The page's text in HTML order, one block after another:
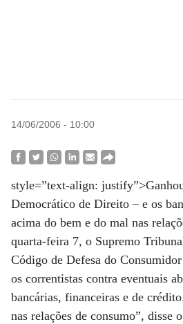
14/06/2006 - 10:00
style=”text-align:
Democrático de Direito – e os
acima do bem e do mal nas
quarta-feira 7, o Supremo
Código de Defesa do
os correntistas contra eventuais
bancárias, financeiras e de
nas relações de consumo”, disse